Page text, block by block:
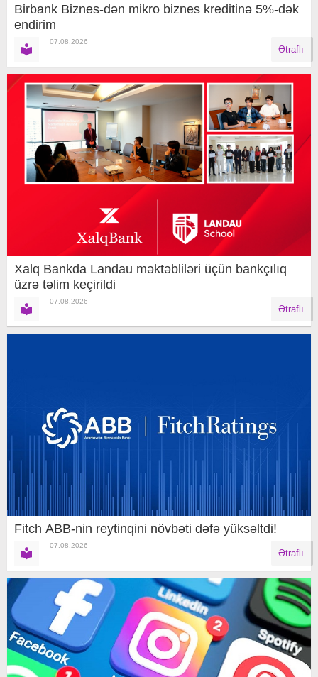
Birbank Biznes-dən mikro biznes kreditinə 5%-dək
endirim
07.08.2026
Ətraflı
Xalq Bankda Landau məktəbliləri üçün bankçılıq
üzrə təlim keçirildi
07.08.2026
Ətraflı
Fitch ABB-nin reytinqini növbəti dəfə yüksəltdi!
07.08.2026
Ətraflı